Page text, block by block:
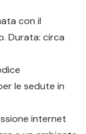
con il
Durata: circa
le sedute in
internet